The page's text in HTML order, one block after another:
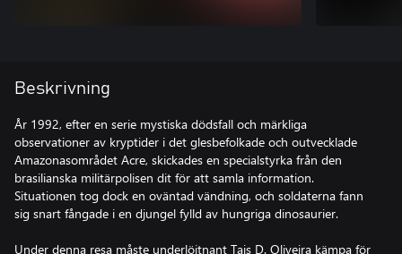
Beskrivning
År 1992, efter en serie mystiska dödsfall och märkliga
observationer av kryptider i det glesbefolkade och outvecklade
Amazonasområdet Acre, skickades en specialstyrka från den
brasilianska militärpolisen dit för att samla information.
Situationen tog dock en oväntad vändning, och soldaterna fann
sig snart fångade i en djungel fylld av hungriga dinosaurier.
Under denna resa måste underlöjtnant Tais D. Oliveira kämpa för